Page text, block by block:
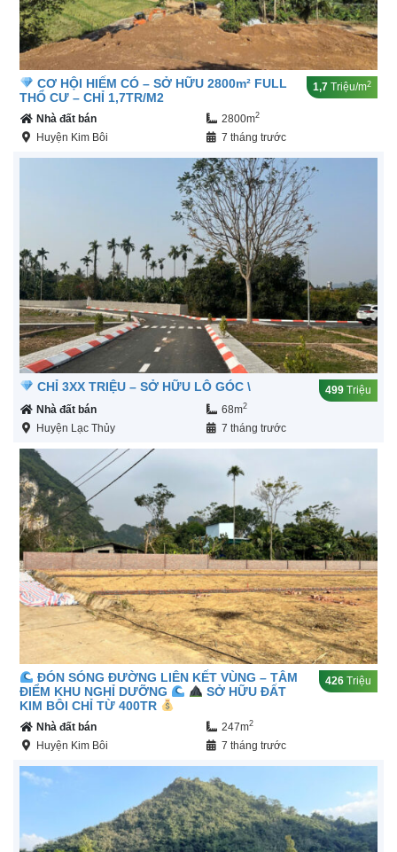
CƠ HỘI HIẾM CÓ – SỞ HỮU 2800m² FULL
THỔ CƯ – CHỈ 1,7TR/M2
1,7 Triệu/m2
Nhà đất bán 2800m2
Huyện Kim Bôi 7 tháng trước
CHỈ 3XX TRIỆU – SỞ HỮU LÔ GÓC \ 499 Triệu
Nhà đất bán
68m2
Huyện Lạc Thủy 7 tháng trước
ĐÓN SÓNG ĐƯỜNG LIÊN KẾT VÙNG – TÂM
ĐIỂM KHU NGHỈ DƯỠNG
SỞ HỮU ĐẤT
KIM BÔI CHỈ TỪ 400TR
426 Triệu
Nhà đất bán 247m2
Huyện Kim Bôi 7 tháng trước